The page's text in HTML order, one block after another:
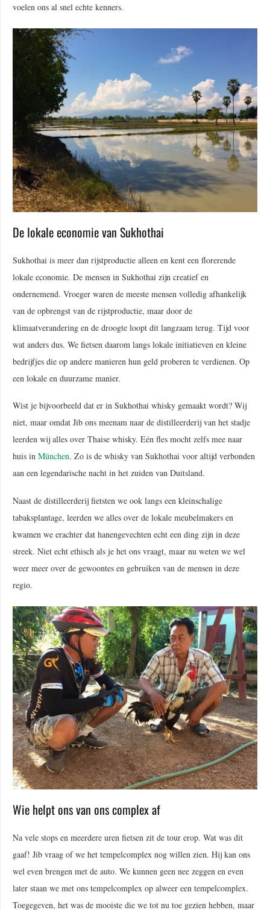
voelen ons al snel echte kenners.
De lokale economie van Sukhothai
Sukhothai is meer dan rijstproductie alleen en kent een florerende
lokale economie. De mensen in Sukhothai zijn creatief en
ondernemend. Vroeger waren de meeste mensen volledig afhankelijk
van de opbrengst van de rijstproductie, maar door de
klimaatverandering en de droogte loopt dit langzaam terug. Tijd voor
wat anders dus. We fietsen daarom langs lokale initiatieven en kleine
bedrijfjes die op andere manieren hun geld proberen te verdienen. Op
een lokale en duurzame manier.
Wist je bijvoorbeeld dat er in Sukhothai whisky gemaakt wordt? Wij
niet, maar omdat Jib ons meenam naar de distilleerderij van het stadje
leerden wij alles over Thaise whisky. Eén fles mocht zelfs mee naar
huis in München. Zo is de whisky van Sukhothai voor altijd verbonden
aan een legendarische nacht in het zuiden van Duitsland.
Naast de distilleerderij fietsten we ook langs een kleinschalige
tabaksplantage, leerden we alles over de lokale meubelmakers en
kwamen we erachter dat hanengevechten echt een ding zijn in deze
streek. Niet echt ethisch als je het ons vraagt, maar nu weten we wel
weer meer over de gewoontes en gebruiken van de mensen in deze
regio.
Wie helpt ons van ons complex af
Na vele stops en meerdere uren fietsen zit de tour erop. Wat was dit
gaaf! Jib vraag of we het tempelcomplex nog willen zien. Hij kan ons
wel even brengen met de auto. We kunnen geen nee zeggen en even
later staan we met ons tempelcomplex op alweer een tempelcomplex.
Toegegeven, het was de mooiste die we tot nu toe gezien hebben, maar